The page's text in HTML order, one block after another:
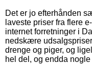
Det er jo efterhånden
laveste priser fra flere
internet forretninger i
nedskære
drenge og piger, og
hel del, og endda